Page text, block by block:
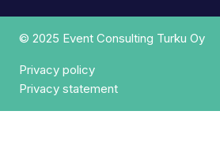
© 2025 Event Consulting Turku Oy
Privacy policy
Privacy statement